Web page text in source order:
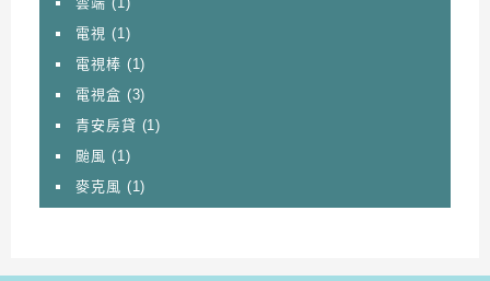
電視 (1)
電視棒 (1)
電視盒 (3)
青安房貸 (1)
颱風 (1)
麥克風 (1)